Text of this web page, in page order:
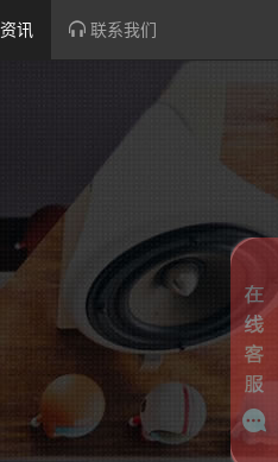
讯 联系我们